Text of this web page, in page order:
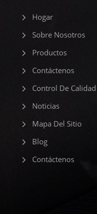
Hogar
Sobre Nosotros
Productos
Contáctenos
Control De Calidad
Noticias
Mapa Del Sitio
Blog
Contáctenos